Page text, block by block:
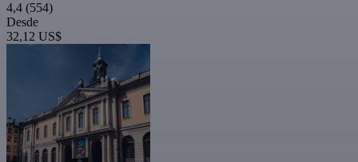
4,4 (554)
Desde
32,12 US$